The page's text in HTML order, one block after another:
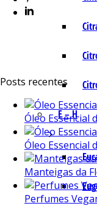
E – H
Posts recentes
Óleo Essencial
Óleo Essencial
Manteigas da
Perfumes